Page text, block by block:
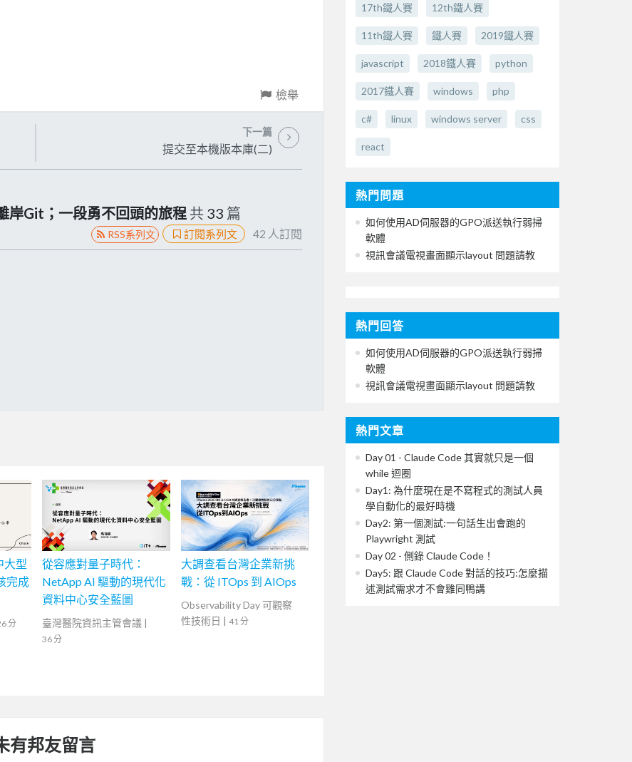
檢舉
下一篇
提交至本機版本庫(二)
岸Git；一段勇不回頭的旅程 共 33 篇
RSS系列文 訂閱系列文 42 人訂閱
大型
完成
分
從容應對量子時代：
NetApp AI 驅動的現代化
資料中心安全藍圖
臺灣醫院資訊主管會議 |
36 分
大調查看台灣企業新挑
戰：從 ITOps 到 AIOps
Observability Day 可觀察
性技術日 | 41 分
有邦友留言
17th鐵人賽 12th鐵人賽
11th鐵人賽 鐵人賽 2019鐵人賽
javascript 2018鐵人賽 python
2017鐵人賽 windows php
c# linux windows server css
react
熱門問題
如何使用AD伺服器的GPO派送執行弱掃
軟體
視訊會議電視畫面顯示layout 問題請教
熱門回答
如何使用AD伺服器的GPO派送執行弱掃
軟體
視訊會議電視畫面顯示layout 問題請教
熱門文章
Day 01 - Claude Code 其實就只是一個
while 迴圈
Day1: 為什麼現在是不寫程式的測試人員
學自動化的最好時機
Day2: 第一個測試:一句話生出會跑的
Playwright 測試
Day 02 - 側錄 Claude Code！
Day5: 跟 Claude Code 對話的技巧:怎麼描
述測試需求才不會雞同鴨講